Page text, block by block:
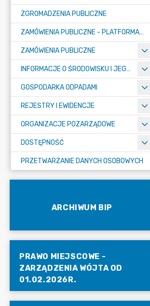
ZGROMADZENIA PUBLICZNE
ZAMÓWIENIA PUBLICZNE - PLATFORMA ZAKUPOWA (OD 01.05.2025R.)
ZAMÓWIENIA PUBLICZNE
INFORMACJE O ŚRODOWISKU I JEGO OCHRONIE
GOSPODARKA ODPADAMI
REJESTRY I EWIDENCJE
ORGANIZACJE POZARZĄDOWE
DOSTĘPNOŚĆ
PRZETWARZANIE DANYCH OSOBOWYCH
ARCHIWUM BIP
PRAWO MIEJSCOWE -
ZARZĄDZENIA WÓJTA OD
01.02.2026R.